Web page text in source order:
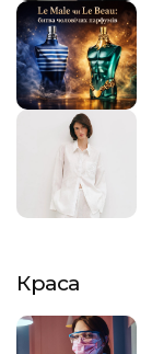
Краса